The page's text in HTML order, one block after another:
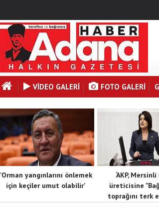
VİDEO GALERİ FOTO GALERI
'Orman yangınlarını önlemek
için keçiler umut olabilir'
‘AKP,
üreticisine
toprağını terk